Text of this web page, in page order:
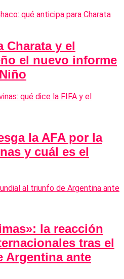
Charata y el
el nuevo informe
la AFA por la
y cuál es el
la reacción
tras el
Argentina ante